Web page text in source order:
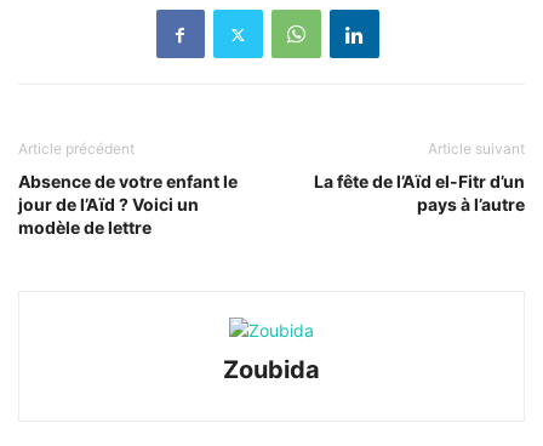
Article précédent
Absence de votre enfant le
jour de l’Aïd ? Voici un
modèle de lettre
Article suivant
La fête de l’Aïd el-Fitr d’un
pays à l’autre
Zoubida